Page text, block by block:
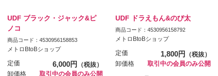
UDF ブラック・ジャック&ピ
ノコ
商品コード：4530956158853
メトロBtoBショップ
定価 6,000円
（税抜）
卸価格
取引中の会員のみ公開
UDF ドラえもん&のび太
商品コード：4530956158792
メトロBtoBショップ
定価 1,800円
（税抜）
卸価格
取引中の会員のみ公開